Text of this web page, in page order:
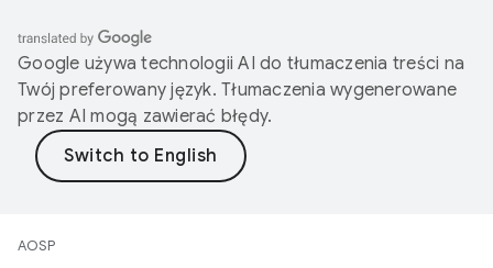
Google używa technologii AI do tłumaczenia treści na
Twój preferowany język. Tłumaczenia wygenerowane
przez AI mogą zawierać błędy.
AOSP